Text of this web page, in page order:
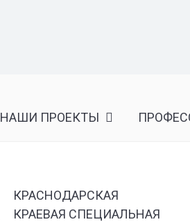
НАШИ ПРОЕКТЫ
КРАСНОДАРСКАЯ
КРАЕВАЯ СПЕЦИАЛЬНАЯ